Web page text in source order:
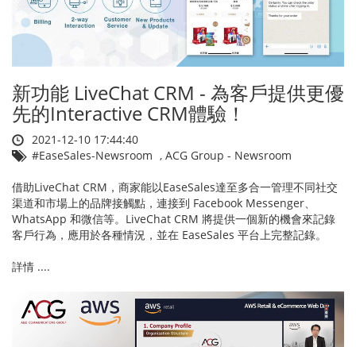
新功能 LiveChat CRM - 為客戶提供更優
先的Interactive CRM體驗！
2021-12-10 17:44:40
#EaseSales-Newsroom , ACG Group - Newsroom
借助LiveChat CRM，商家能以EaseSales達至多合一管理不同社交
渠道和市場上的品牌接觸點，連接到 Facebook Messenger、
WhatsApp 和微信等。LiveChat CRM 將提供一個新的機會來記錄
客戶行為，應用於各種情況，並在 EaseSales 平台上完整記錄。
詳情 ....